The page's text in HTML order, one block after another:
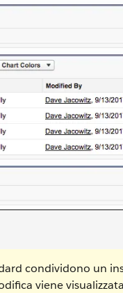
condividono un
viene